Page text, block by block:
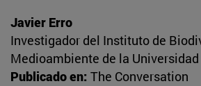
Javier Erro
Investigador del Instituto de
Medioambiente de la
Publicado en: The Conversation